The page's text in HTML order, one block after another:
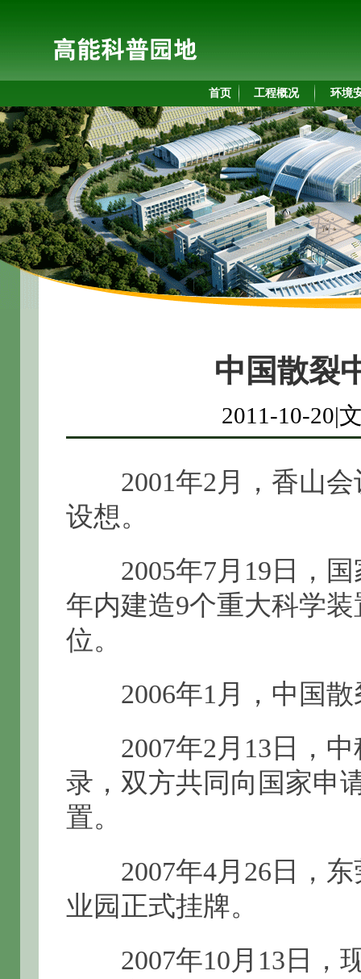
首页 工程概况 环境
中国散裂
2011-10-20|
2001年2月，香山会
设想。
2005年7月19日，国
年内建造9个重大科学
位。
2006年1月，中国散
2007年2月13日，中
录，双方共同向国家申
置。
2007年4月26日，东
业园正式挂牌。
2007年10月13日，